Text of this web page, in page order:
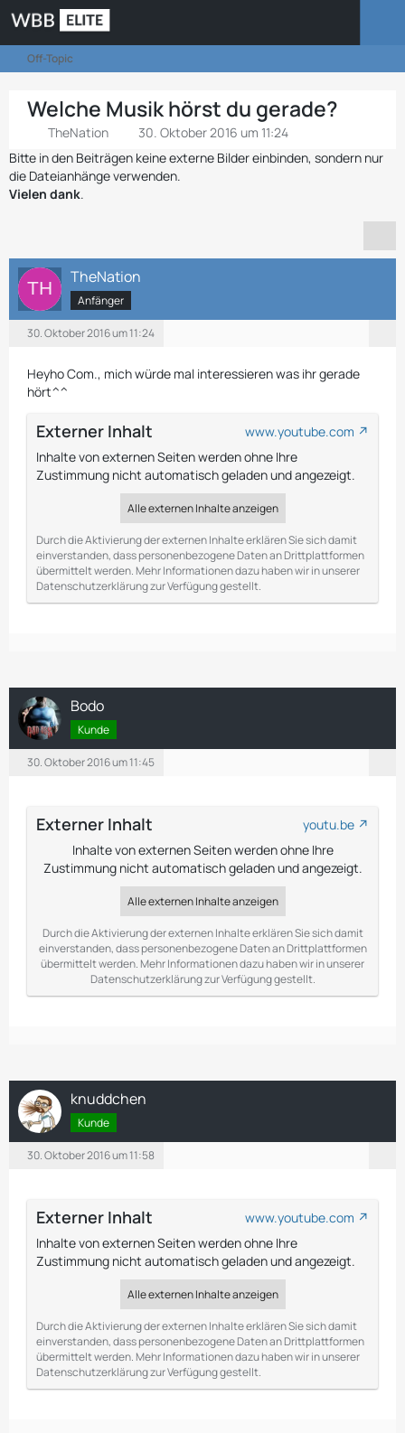
Off-Topic
Welche Musik hörst du gerade?
TheNation
30. Oktober 2016 um 11:24
Bitte in den Beiträgen keine externe Bilder einbinden, sondern nur
die Dateianhänge verwenden.
Vielen dank.
TheNation
Anfänger
30. Oktober 2016 um 11:24
Heyho Com., mich würde mal interessieren was ihr gerade
hört^^
Externer Inhalt
www.youtube.com
Inhalte von externen Seiten werden ohne Ihre
Zustimmung nicht automatisch geladen und angezeigt.
Alle externen Inhalte anzeigen
Durch die Aktivierung der externen Inhalte erklären Sie sich damit
einverstanden, dass personenbezogene Daten an Drittplattformen
übermittelt werden. Mehr Informationen dazu haben wir in unserer
Datenschutzerklärung zur Verfügung gestellt.
Bodo
Kunde
30. Oktober 2016 um 11:45
Externer Inhalt
youtu.be
Inhalte von externen Seiten werden ohne Ihre
Zustimmung nicht automatisch geladen und angezeigt.
Alle externen Inhalte anzeigen
Durch die Aktivierung der externen Inhalte erklären Sie sich damit
einverstanden, dass personenbezogene Daten an Drittplattformen
übermittelt werden. Mehr Informationen dazu haben wir in unserer
Datenschutzerklärung zur Verfügung gestellt.
knuddchen
Kunde
30. Oktober 2016 um 11:58
Externer Inhalt
www.youtube.com
Inhalte von externen Seiten werden ohne Ihre
Zustimmung nicht automatisch geladen und angezeigt.
Alle externen Inhalte anzeigen
Durch die Aktivierung der externen Inhalte erklären Sie sich damit
einverstanden, dass personenbezogene Daten an Drittplattformen
übermittelt werden. Mehr Informationen dazu haben wir in unserer
Datenschutzerklärung zur Verfügung gestellt.